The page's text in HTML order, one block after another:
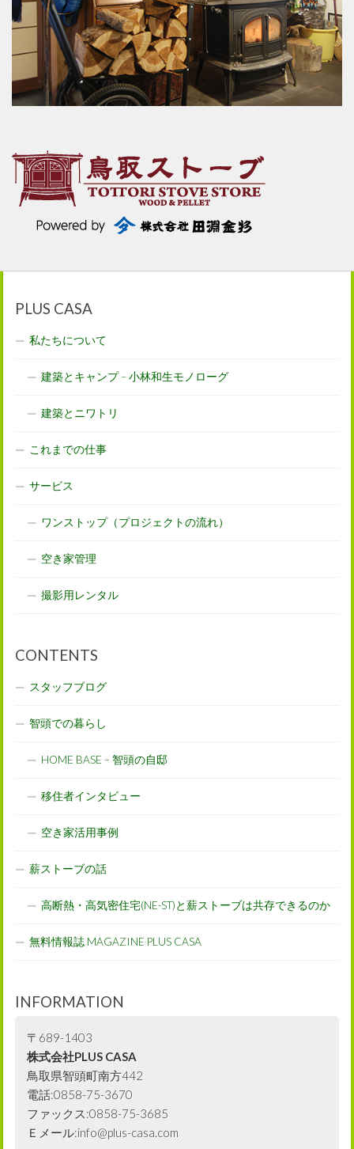
PLUS CASA
私たちについて
建築とキャンプ – 小林和生モノローグ
建築とニワトリ
これまでの仕事
サービス
ワンストップ（プロジェクトの流れ）
空き家管理
撮影用レンタル
CONTENTS
スタッフブログ
智頭での暮らし
HOME BASE – 智頭の自邸
移住者インタビュー
空き家活用事例
薪ストーブの話
高断熱・高気密住宅(NE-ST)と薪ストーブは共存できるのか
無料情報誌 MAGAZINE PLUS CASA
INFORMATION
〒689-1403
株式会社PLUS CASA
鳥取県智頭町南方442
電話:0858-75-3670
ファックス:0858-75-3685
Ｅメール:info@plus-casa.com